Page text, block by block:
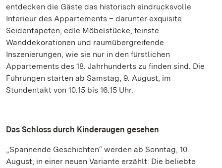
entdecken die Gäste das historisch eindrucksvolle
Interieur des Appartements – darunter exquisite
Seidentapeten, edle Möbelstücke, feinste
Wanddekorationen und raumübergreifende
Inszenierungen, wie sie nur in den fürstlichen
Appartements des 18. Jahrhunderts zu finden sind. Die
Führungen starten ab Samstag, 9. August, im
Stundentakt von 10.15 bis 16.15 Uhr.
Das Schloss durch Kinderaugen gesehen
„Spannende Geschichten“ werden ab Sonntag, 10.
August, in einer neuen Variante erzählt: Die beliebte